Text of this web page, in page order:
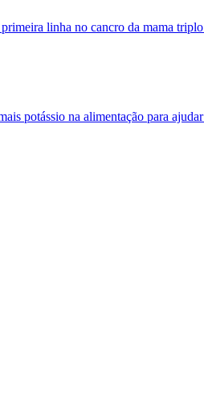
linha no cancro da mama
potássio na alimentação para